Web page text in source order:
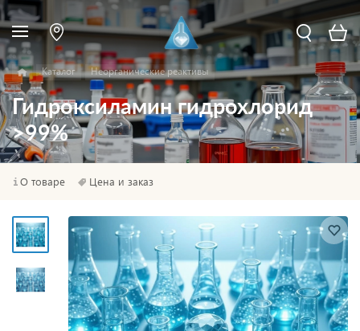
Каталог Неорганические реактивы
Гидроксиламин гидрохлорид
>99%
О товаре Цена и заказ